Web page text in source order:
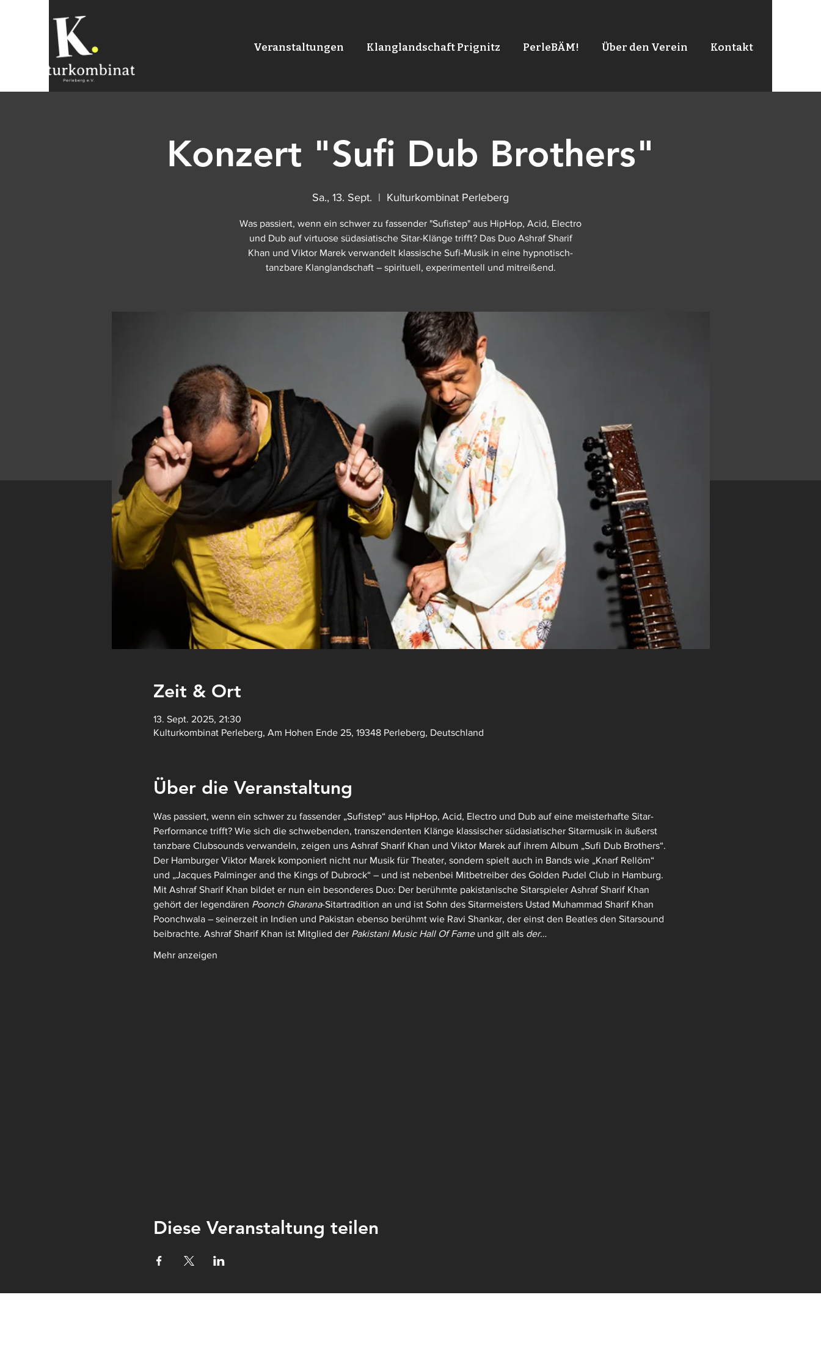
Veranstaltungen Klanglandschaft Prignitz PerleBÄM! Über den Verein Kontakt
Konzert "Sufi Dub Brothers"
Sa., 13. Sept.
  |
Kulturkombinat Perleberg
Was passiert, wenn ein schwer zu fassender "Sufistep" aus HipHop, Acid, Electro
und Dub auf virtuose südasiatische Sitar-Klänge trifft? Das Duo Ashraf Sharif
Khan und Viktor Marek verwandelt klassische Sufi-Musik in eine hypnotisch-
tanzbare Klanglandschaft – spirituell, experimentell und mitreißend.
Zeit & Ort
13. Sept. 2025, 21:30
Kulturkombinat Perleberg, Am Hohen Ende 25, 19348 Perleberg, Deutschland
Über die Veranstaltung
Was passiert, wenn ein schwer zu fassender „Sufistep“ aus HipHop, Acid, Electro und Dub auf eine meisterhafte Sitar-
Performance trifft? Wie sich die schwebenden, transzendenten Klänge klassischer südasiatischer Sitarmusik in äußerst
tanzbare Clubsounds verwandeln, zeigen uns Ashraf Sharif Khan und Viktor Marek auf ihrem Album „Sufi Dub Brothers“.
Der Hamburger Viktor Marek komponiert nicht nur Musik für Theater, sondern spielt auch in Bands wie „Knarf Rellöm“
und „Jacques Palminger and the Kings of Dubrock“ – und ist nebenbei Mitbetreiber des Golden Pudel Club in Hamburg.
Mit Ashraf Sharif Khan bildet er nun ein besonderes Duo: Der berühmte pakistanische Sitarspieler Ashraf Sharif Khan
gehört der legendären Poonch Gharana-Sitartradition an und ist Sohn des Sitarmeisters Ustad Muhammad Sharif Khan
Poonchwala – seinerzeit in Indien und Pakistan ebenso berühmt wie Ravi Shankar, der einst den Beatles den Sitarsound
beibrachte. Ashraf Sharif Khan ist Mitglied der Pakistani Music Hall Of Fame und gilt als der…
Mehr anzeigen
Diese Veranstaltung teilen